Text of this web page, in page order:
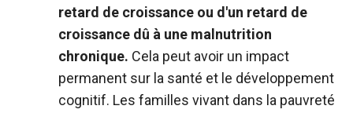
retard de croissance ou d'un retard de
croissance dû à une malnutrition
chronique. Cela peut avoir un impact
permanent sur la santé et le développement
cognitif. Les familles vivant dans la pauvreté